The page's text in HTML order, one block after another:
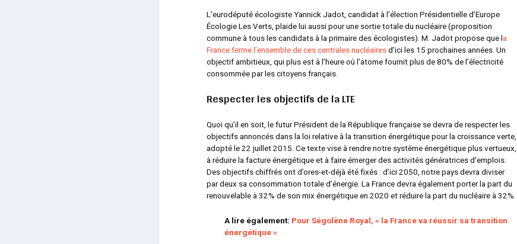
L’eurodéputé écologiste Yannick Jadot, candidat à l’élection Présidentielle d’Europe
Écologie Les Verts, plaide lui aussi pour une sortie totale du nucléaire (proposition
commune à tous les candidats à la primaire des écologistes). M. Jadot propose que la
France ferme l’ensemble de ces centrales nucléairesd’ici les 15 prochaines années. Un
objectif ambitieux, qui plus est à l’heure où l’atome fournit plus de 80% de l’électricité
consommée par les citoyens français.
Respecter les objectifs de la LTE
Quoi qu’il en soit, le futur Président de la République française se devra de respecter les
objectifs annoncés dans la loi relative à la transition énergétique pour la croissance verte,
adopté le 22 juillet 2015. Ce texte vise à rendre notre système énergétique plus vertueux,
à réduire la facture énergétique et à faire émerger des activités génératrices d’emplois.
Des objectifs chiffrés ont d’ores-et-déjà été fixés : d’ici 2050, notre pays devra diviser
par deux sa consommation totale d’énergie. La France devra également porter la part du
renouvelable à 32% de son mix énergétique en 2020 et réduire la part du nucléaire à 32%.
A lire également: Pour Ségolène Royal, « la France va réussir sa transition
énergétique »